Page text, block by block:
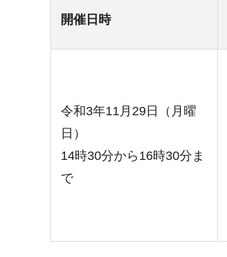
開催日時
令和3年11月29日（月曜
日）
14時30分から16時30分ま
で